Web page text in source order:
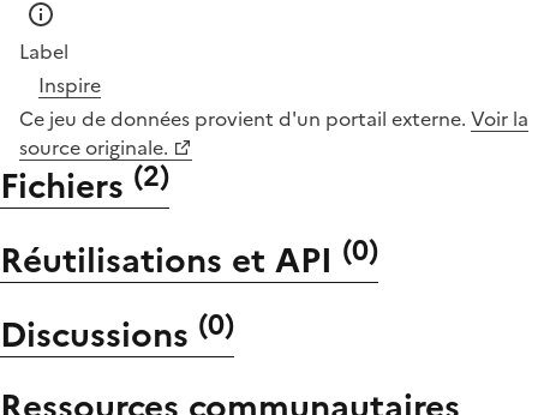
Label
Inspire
Ce jeu de données provient d'un portail externe. Voir la
source originale.
Fichiers (2)
Réutilisations et API (0)
Discussions (0)